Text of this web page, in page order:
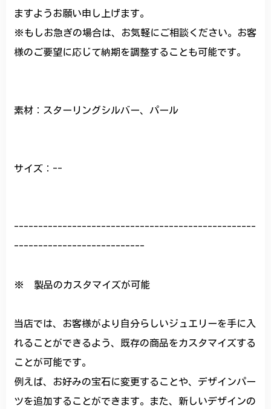
ますようお願い申し上げます。
※もしお急ぎの場合は、お気軽にご相談ください。お客
様のご要望に応じて納期を調整することも可能です。
素材：スターリングシルバー、パール
サイズ：--
--------------------------------------------------
---------------------------
※ 製品のカスタマイズが可能
当店では、お客様がより自分らしいジュエリーを手に入
れることができるよう、既存の商品をカスタマイズする
ことが可能です。
例えば、お好みの宝石に変更することや、デザインパー
ツを追加することができます。また、新しいデザインの